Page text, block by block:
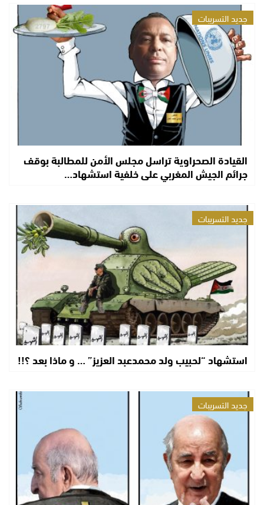
جديد التسريبات
القيادة الصحراوية تراسل مجلس الأمن للمطالبة بوقف
جرائم الجيش المغربي على خلفية استشهاد…
جديد التسريبات
استشهاد “لحبيب ولد محمدعبد العزيز” … و ماذا بعد ؟!!
جديد التسريبات